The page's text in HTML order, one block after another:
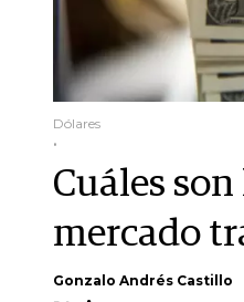
Dólares
.
Cuáles
mercado
Gonzalo Andrés Castillo